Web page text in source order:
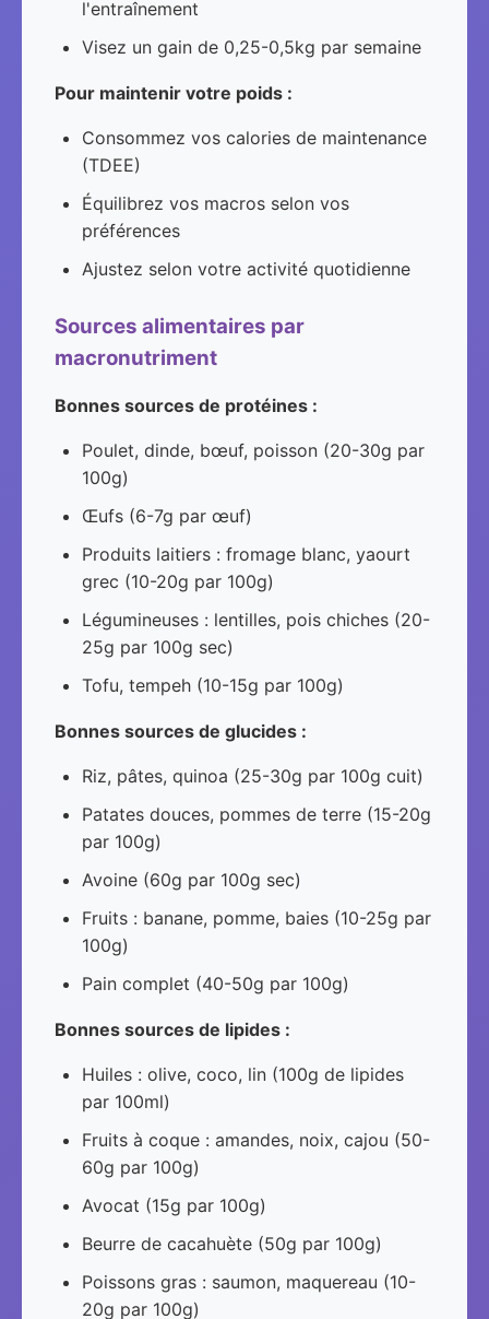
l'entraînement
Visez un gain de 0,25-0,5kg par semaine
Pour maintenir votre poids :
Consommez vos calories de maintenance
(TDEE)
Équilibrez vos macros selon vos
préférences
Ajustez selon votre activité quotidienne
Sources alimentaires par
macronutriment
Bonnes sources de protéines :
Poulet, dinde, bœuf, poisson (20-30g par
100g)
Œufs (6-7g par œuf)
Produits laitiers : fromage blanc, yaourt
grec (10-20g par 100g)
Légumineuses : lentilles, pois chiches (20-
25g par 100g sec)
Tofu, tempeh (10-15g par 100g)
Bonnes sources de glucides :
Riz, pâtes, quinoa (25-30g par 100g cuit)
Patates douces, pommes de terre (15-20g
par 100g)
Avoine (60g par 100g sec)
Fruits : banane, pomme, baies (10-25g par
100g)
Pain complet (40-50g par 100g)
Bonnes sources de lipides :
Huiles : olive, coco, lin (100g de lipides
par 100ml)
Fruits à coque : amandes, noix, cajou (50-
60g par 100g)
Avocat (15g par 100g)
Beurre de cacahuète (50g par 100g)
Poissons gras : saumon, maquereau (10-
20g par 100g)